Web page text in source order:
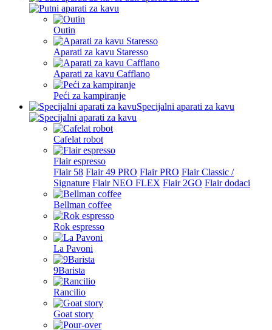
Outin
Aparati za kavu Staresso
Aparati za kavu Cafflano
Peći za kampiranje
Specijalni aparati za kavu
Cafelat robot
Flair espresso
Flair 58 Flair 49 PRO Flair PRO Flair Classic /
Signature Flair NEO FLEX Flair 2GO Flair dodaci
Bellman coffee
Rok espresso
La Pavoni
9Barista
Rancilio
Goat story